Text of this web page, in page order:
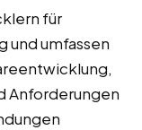
für
und umfassen
Anforderungen